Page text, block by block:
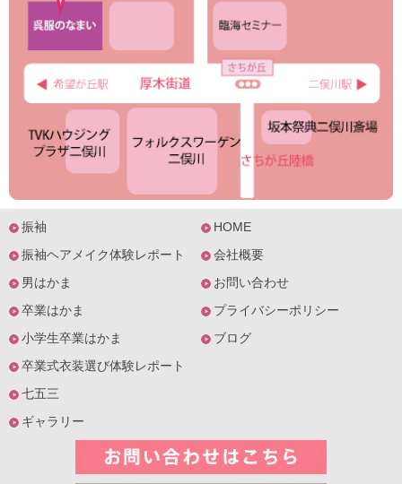
HOME
会社概要
お問い合わせ
プライバシーポリシー
ブログ
振袖
振袖ヘアメイク体験レポート
男はかま
卒業はかま
小学生卒業はかま
卒業式衣装選び体験レポート
七五三
ギャラリー